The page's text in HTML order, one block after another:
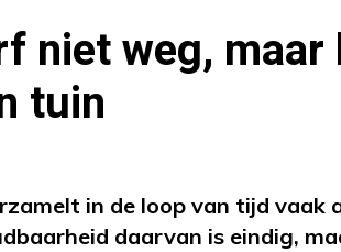
niet weg,
tuin
in de loop van tijd vaak
daarvan is eindig,